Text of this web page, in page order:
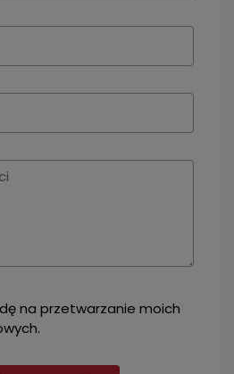
na przetwarzanie moich